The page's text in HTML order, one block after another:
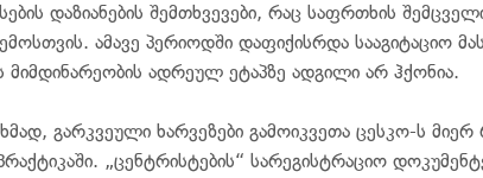
დაზიანების შემთხვევები, რაც საფრთხის
ამავე პერიოდში დაფიქისრდა სააგიტაციო
მიმდინარეობის ადრეულ ეტაპზე ადგილი არ ჰქონია.
გარკვეული ხარვეზები გამოიკვეთა ცესკო-ს მიერ
„ცენტრისტების“ სარეგისტრაციო